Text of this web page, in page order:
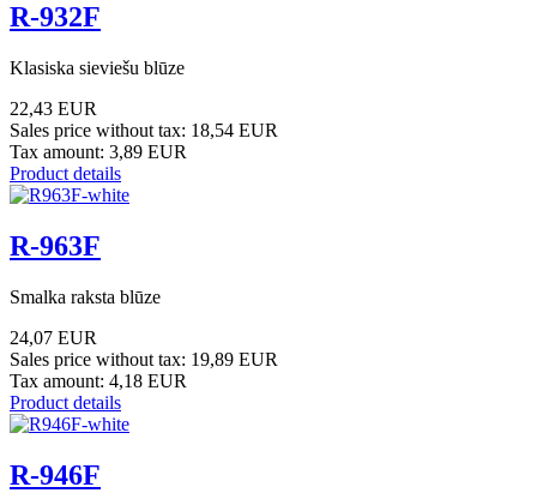
R-932F
Klasiska sieviešu blūze
22,43 EUR
Sales price without tax: 18,54 EUR
Tax amount: 3,89 EUR
Product details
R-963F
Smalka raksta blūze
24,07 EUR
Sales price without tax: 19,89 EUR
Tax amount: 4,18 EUR
Product details
R-946F